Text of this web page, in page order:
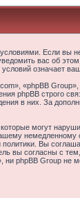
Если вы
вас об
означает
«phpBB Group»,
phpBB строго
в них. За
могут
немедленному
Вы
вы согласны с
ни phpBB Group не